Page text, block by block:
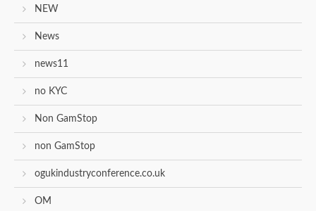
NEW
News
news11
no KYC
Non GamStop
non GamStop
ogukindustryconference.co.uk
OM